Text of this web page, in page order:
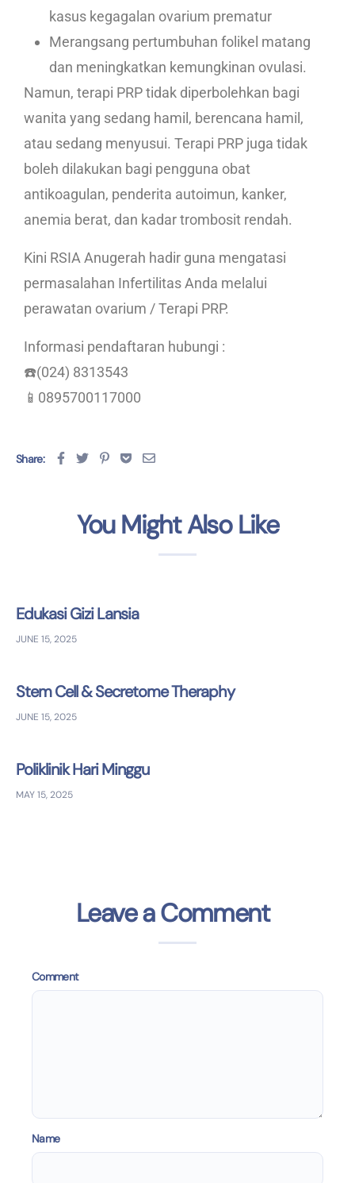
kasus kegagalan ovarium prematur
Merangsang pertumbuhan folikel matang
dan meningkatkan kemungkinan ovulasi.
Namun, terapi PRP tidak diperbolehkan bagi
wanita yang sedang hamil, berencana hamil,
atau sedang menyusui. Terapi PRP juga tidak
boleh dilakukan bagi pengguna obat
antikoagulan, penderita autoimun, kanker,
anemia berat, dan kadar trombosit rendah.
Kini RSIA Anugerah hadir guna mengatasi
permasalahan Infertilitas Anda melalui
perawatan ovarium / Terapi PRP.
Informasi pendaftaran hubungi :
☎️(024) 8313543
📱0895700117000
Share:
You Might Also Like
Edukasi Gizi Lansia
JUNE 15, 2025
Stem Cell & Secretome Theraphy
JUNE 15, 2025
Poliklinik Hari Minggu
MAY 15, 2025
Leave a Comment
Comment
Name